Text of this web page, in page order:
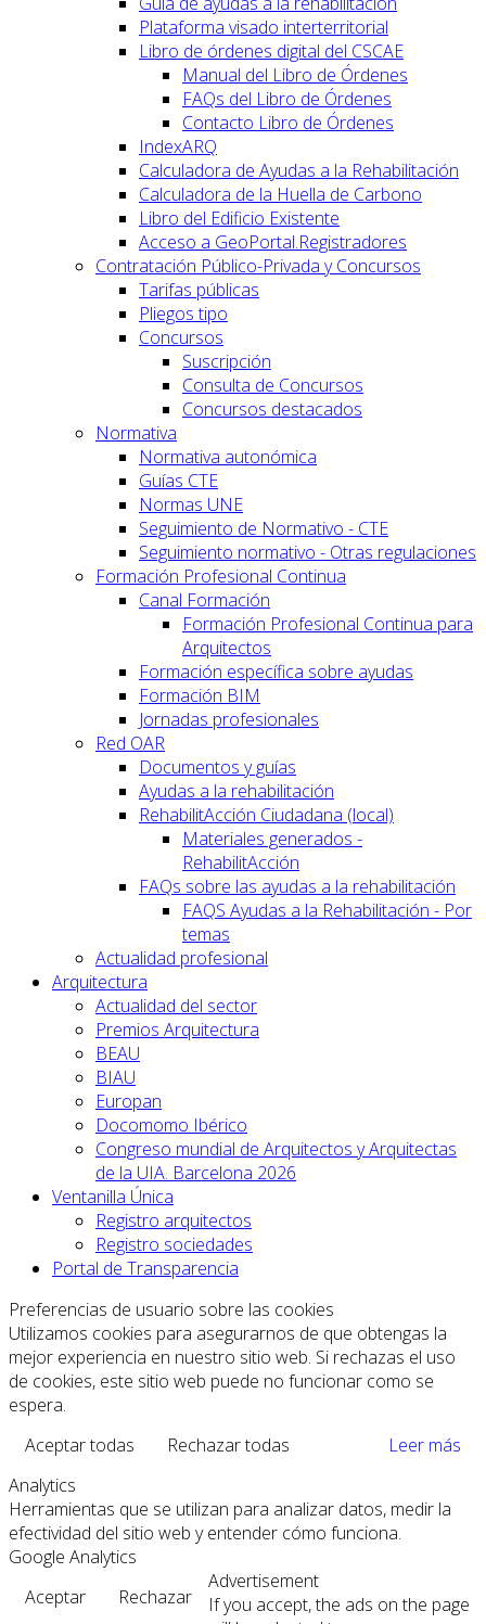
Plataforma visado interterritorial
Libro de órdenes digital del CSCAE
Manual del Libro de Órdenes
FAQs del Libro de Órdenes
Contacto Libro de Órdenes
IndexARQ
Calculadora de Ayudas a la Rehabilitación
Calculadora de la Huella de Carbono
Libro del Edificio Existente
Acceso a GeoPortal.Registradores
Contratación Público-Privada y Concursos
Tarifas públicas
Pliegos tipo
Concursos
Suscripción
Consulta de Concursos
Concursos destacados
Normativa
Normativa autonómica
Guías CTE
Normas UNE
Seguimiento de Normativo - CTE
Seguimiento normativo - Otras regulaciones
Formación Profesional Continua
Canal Formación
Formación Profesional Continua para
Arquitectos
Formación específica sobre ayudas
Formación BIM
Jornadas profesionales
Red OAR
Documentos y guías
Ayudas a la rehabilitación
RehabilitAcción Ciudadana (local)
Materiales generados -
RehabilitAcción
FAQs sobre las ayudas a la rehabilitación
FAQS Ayudas a la Rehabilitación - Por
temas
Actualidad profesional
Arquitectura
Actualidad del sector
Premios Arquitectura
BEAU
BIAU
Europan
Docomomo Ibérico
Congreso mundial de Arquitectos y Arquitectas
de la UIA. Barcelona 2026
Ventanilla Única
Registro arquitectos
Registro sociedades
Portal de Transparencia
Preferencias de usuario sobre las cookies
Utilizamos cookies para asegurarnos de que obtengas la
mejor experiencia en nuestro sitio web. Si rechazas el uso
de cookies, este sitio web puede no funcionar como se
espera.
Aceptar todas
Rechazar todas
Leer más
Analytics
Herramientas que se utilizan para analizar datos, medir la
efectividad del sitio web y entender cómo funciona.
Google Analytics
Aceptar
Rechazar
Advertisement
If you accept, the ads on the page